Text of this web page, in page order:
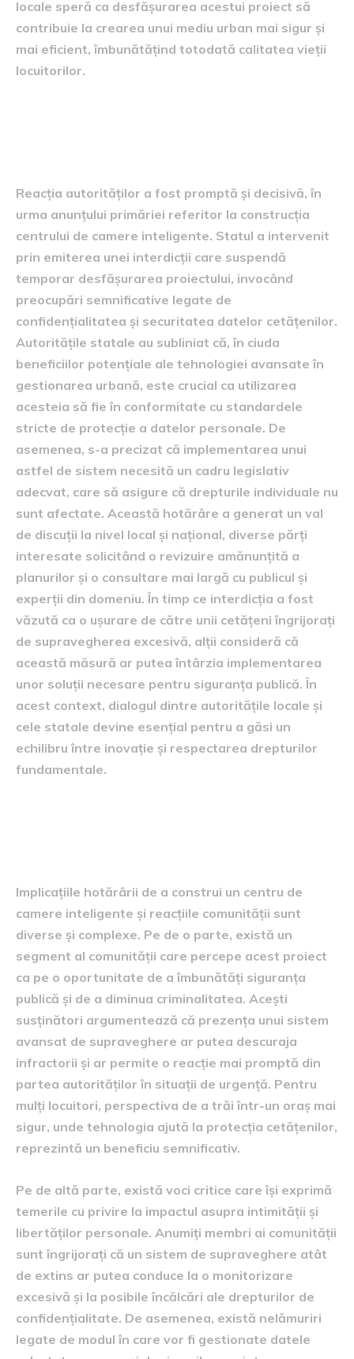
locale speră ca desfășurarea acestui proiect să
contribuie la crearea unui mediu urban mai sigur și
mai eficient, îmbunătățind totodată calitatea vieții
locuitorilor.
Reacția autorităților a fost promptă și decisivă, în
urma anunțului primăriei referitor la construcția
centrului de camere inteligente. Statul a intervenit
prin emiterea unei interdicții care suspendă
temporar desfășurarea proiectului, invocând
preocupări semnificative legate de
confidențialitatea și securitatea datelor cetățenilor.
Autoritățile statale au subliniat că, în ciuda
beneficiilor potențiale ale tehnologiei avansate în
gestionarea urbană, este crucial ca utilizarea
acesteia să fie în conformitate cu standardele
stricte de protecție a datelor personale. De
asemenea, s-a precizat că implementarea unui
astfel de sistem necesită un cadru legislativ
adecvat, care să asigure că drepturile individuale nu
sunt afectate. Această hotărâre a generat un val
de discuții la nivel local și național, diverse părți
interesate solicitând o revizuire amănunțită a
planurilor și o consultare mai largă cu publicul și
experții din domeniu. În timp ce interdicția a fost
văzută ca o ușurare de către unii cetățeni îngrijorați
de supravegherea excesivă, alții consideră că
această măsură ar putea întârzia implementarea
unor soluții necesare pentru siguranța publică. În
acest context, dialogul dintre autoritățile locale și
cele statale devine esențial pentru a găsi un
echilibru între inovație și respectarea drepturilor
fundamentale.
Implicațiile hotărârii de a construi un centru de
camere inteligente și reacțiile comunității sunt
diverse și complexe. Pe de o parte, există un
segment al comunității care percepe acest proiect
ca pe o oportunitate de a îmbunătăți siguranța
publică și de a diminua criminalitatea. Acești
susținători argumentează că prezența unui sistem
avansat de supraveghere ar putea descuraja
infractorii și ar permite o reacție mai promptă din
partea autorităților în situații de urgență. Pentru
mulți locuitori, perspectiva de a trăi într-un oraș mai
sigur, unde tehnologia ajută la protecția cetățenilor,
reprezintă un beneficiu semnificativ.
Pe de altă parte, există voci critice care își exprimă
temerile cu privire la impactul asupra intimității și
libertăților personale. Anumiți membri ai comunității
sunt îngrijorați că un sistem de supraveghere atât
de extins ar putea conduce la o monitorizare
excesivă și la posibile încălcări ale drepturilor de
confidențialitate. De asemenea, există nelămuriri
legate de modul în care vor fi gestionate datele